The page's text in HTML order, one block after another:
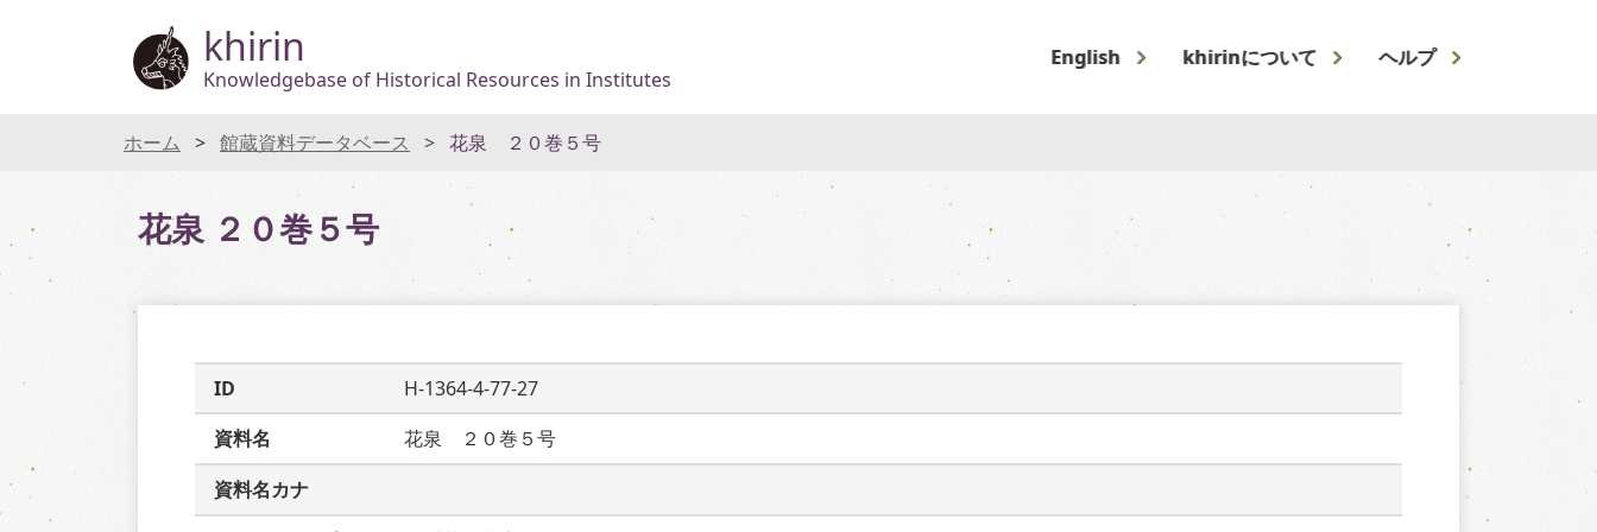
khirin
Knowledgebase of Historical Resources in Institutes
English khirinについて ヘルプ
ホーム 館蔵資料データベース 花泉 ２０巻５号
花泉 ２０巻５号
ID
H-1364-4-77-27
資料名
花泉　２０巻５号
資料名カナ